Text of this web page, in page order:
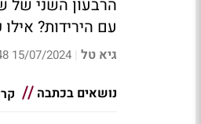
עם הירידות?
גיא טל |
15/07/2024 06:48
נושאים בכתבה